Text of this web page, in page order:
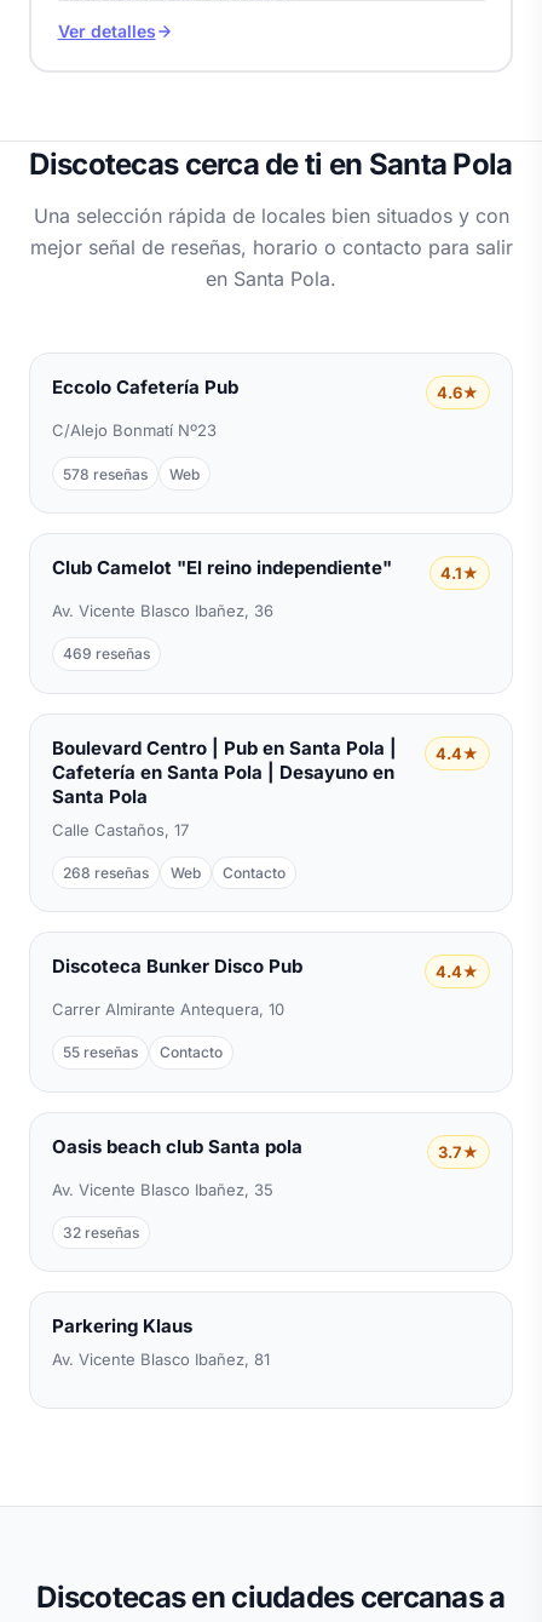
Ver detalles
Discotecas cerca de ti en Santa Pola
Una selección rápida de locales bien situados y con
mejor señal de reseñas, horario o contacto para salir
en Santa Pola.
Eccolo Cafetería Pub
4.6★
C/Alejo Bonmatí Nº23
578 reseñas Web
Club Camelot "El reino independiente"
4.1★
Av. Vicente Blasco Ibañez, 36
469 reseñas
Boulevard Centro | Pub en Santa Pola |
Cafetería en Santa Pola | Desayuno en
Santa Pola
4.4★
Calle Castaños, 17
268 reseñas Web Contacto
Discoteca Bunker Disco Pub
4.4★
Carrer Almirante Antequera, 10
55 reseñas Contacto
Oasis beach club Santa pola
3.7★
Av. Vicente Blasco Ibañez, 35
32 reseñas
Parkering Klaus
Av. Vicente Blasco Ibañez, 81
Discotecas en ciudades cercanas a